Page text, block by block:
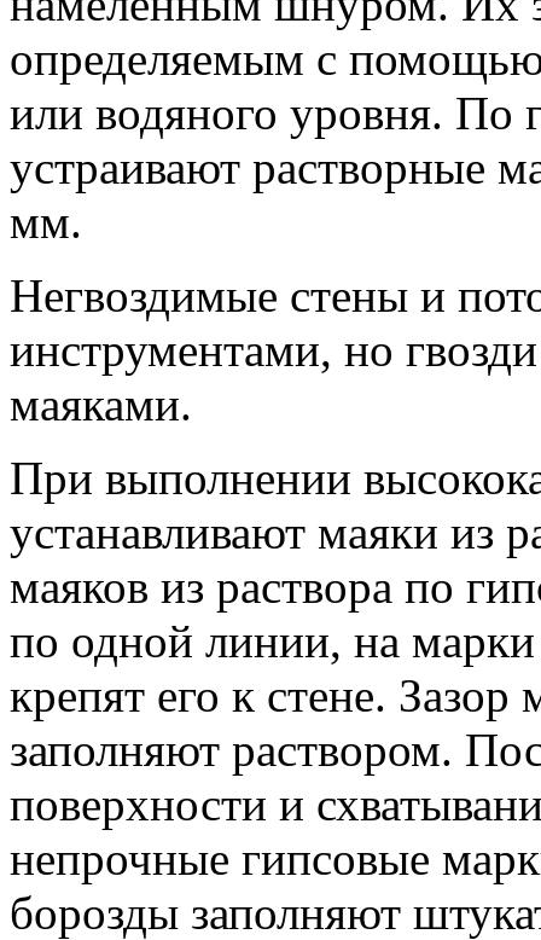
определяемым с помощью
или водяного уровня. По
устраивают растворные
мм.
Негвоздимые стены и
инструментами, но
маяками.
При выполнении
устанавливают маяки из
маяков из раствора по
по одной линии, на марки
крепят его к стене.
заполняют раствором.
поверхности и
непрочные гипсовые
борозды заполняют